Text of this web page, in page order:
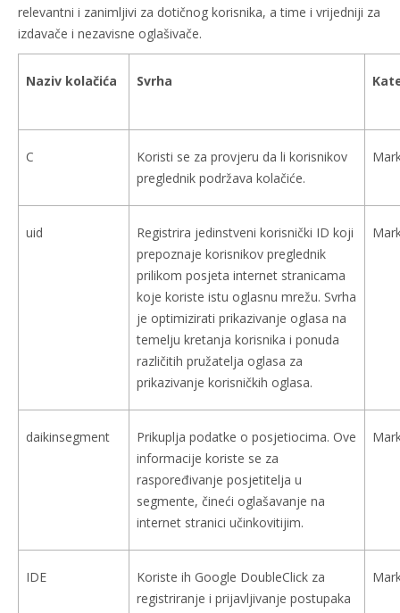
relevantni i zanimljivi za dotičnog korisnika, a time i vrijedniji za
izdavače i nezavisne oglašivače.
Naziv kolačića Svrha
C
Koristi se za provjeru da li korisnikov
preglednik podržava kolačiće.
uid
Registrira jedinstveni korisnički ID koji
prepoznaje korisnikov preglednik
prilikom posjeta internet stranicama
koje koriste istu oglasnu mrežu. Svrha
je optimizirati prikazivanje oglasa na
temelju kretanja korisnika i ponuda
različitih pružatelja oglasa za
prikazivanje korisničkih oglasa.
daikinsegment
Prikuplja podatke o posjetiocima. Ove
informacije koriste se za
raspoređivanje posjetitelja u
segmente, čineći oglašavanje na
internet stranici učinkovitijim.
IDE
Koriste ih Google DoubleClick za
registriranje i prijavljivanje postupaka